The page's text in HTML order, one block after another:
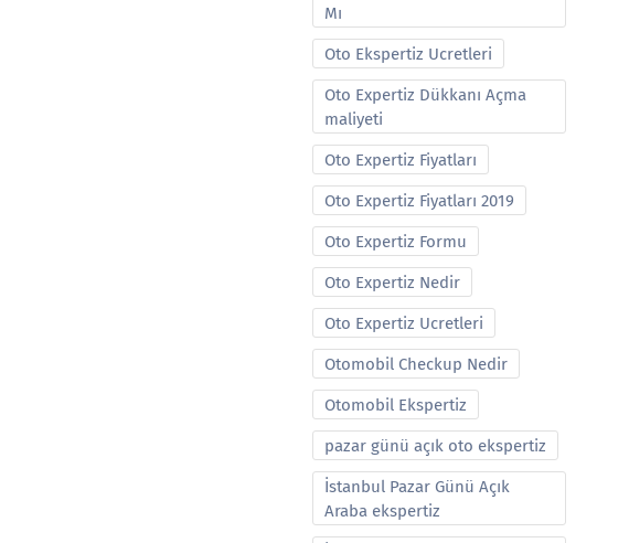
Mı
Oto Ekspertiz Ucretleri
Oto Expertiz Dükkanı Açma
maliyeti
Oto Expertiz Fiyatları
Oto Expertiz Fiyatları 2019
Oto Expertiz Formu
Oto Expertiz Nedir
Oto Expertiz Ucretleri
Otomobil Checkup Nedir
Otomobil Ekspertiz
pazar günü açık oto ekspertiz
İstanbul Pazar Günü Açık
Araba ekspertiz